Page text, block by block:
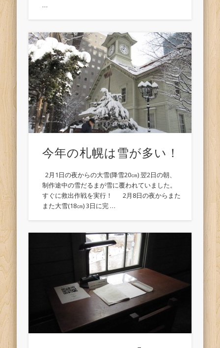
…
今年の札幌は雪が多い！
2月1日の夜からの大雪(降雪20㎝) 翌2日の朝、
制作途中の雪だるまが雪に覆われていました。
すぐに救出作戦を実行！ 2月8日の夜からまた
また大雪(18㎝) 3日に完 …